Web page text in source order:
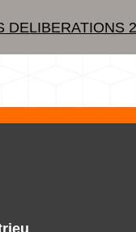
DELIBERATIONS